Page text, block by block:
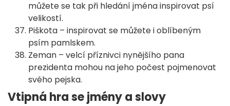
můžete se tak při hledání jména inspirovat psí
velikostí.
Piškota – inspirovat se můžete i oblíbeným
psím pamlskem.
Zeman – velcí příznivci nynějšího pana
prezidenta mohou na jeho počest pojmenovat
svého pejska.
Vtipná hra se jmény a slovy